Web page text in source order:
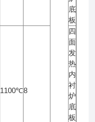
底
板
1100℃8
四
面
发
热
内
衬
炉
底
板